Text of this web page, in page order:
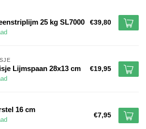
25 kg SL7000 €39,80
Lijmspaan 28x13 cm €19,95
16 cm
€7,95